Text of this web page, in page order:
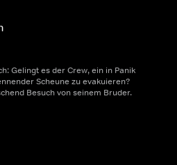
Gelingt es der Crew, ein in Panik
Scheune zu evakuieren?
Besuch von seinem Bruder.